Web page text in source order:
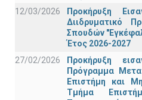
12/03/2026
Προκήρυξη
Διιδρυματικό
Σπουδών
Έτος 2026-2027
27/02/2026
Προκήρυξη
Πρόγραμμα
Επιστήμη και
Τμήμα